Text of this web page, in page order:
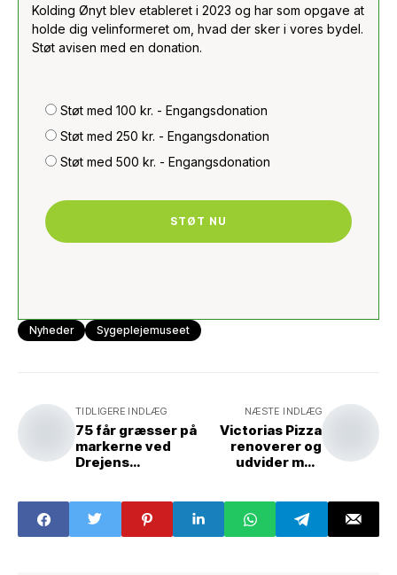
Kolding Ønyt blev etableret i 2023 og har som opgave at
holde dig velinformeret om, hvad der sker i vores bydel.
Støt avisen med en donation.
Støt med 100 kr. - Engangsdonation
Støt med 250 kr. - Engangsdonation
Støt med 500 kr. - Engangsdonation
STØT NU
Nyheder Sygeplejemuseet
TIDLIGERE INDLÆG
75 får græsser på
markerne ved
Drejens
Rugmarken
NÆSTE INDLÆG
Victorias Pizza
renoverer og
udvider med
Egernvej * Books
& Beans-stifter
flytter fra